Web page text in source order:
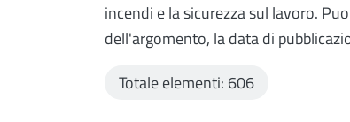
incendi e la sicurezza sul lavoro.
dell'argomento, la data di
Totale elementi: 606